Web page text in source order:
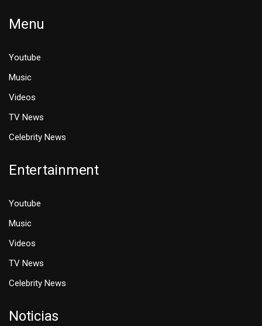
Menu
Youtube
Music
Videos
TV News
Celebrity News
Entertainment
Youtube
Music
Videos
TV News
Celebrity News
Noticias